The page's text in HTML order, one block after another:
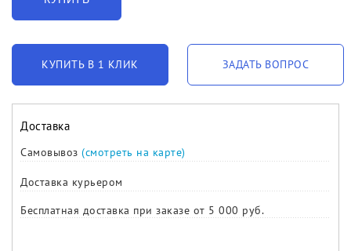
КУПИТЬ В 1 КЛИК ЗАДАТЬ ВОПРОС
Доставка
Самовывоз (смотреть на карте)
Доставка курьером
Бесплатная доставка при заказе от 5 000 руб.